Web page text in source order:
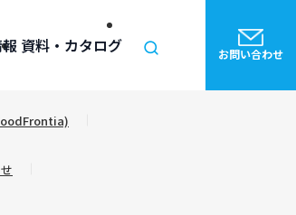
資料・カタログ お問い合わせ